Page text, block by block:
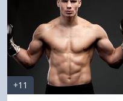
+11